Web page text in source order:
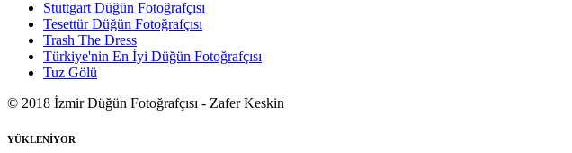
Stuttgart Düğün Fotoğrafçısı
Tesettür Düğün Fotoğrafçısı
Trash The Dress
Türkiye'nin En İyi Düğün Fotoğrafçısı
Tuz Gölü
© 2018 İzmir Düğün Fotoğrafçısı - Zafer Keskin
YÜKLENİYOR